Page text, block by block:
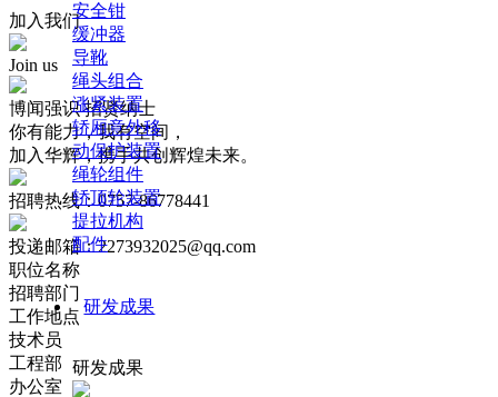
安全钳
缓冲器
导靴
绳头组合
涨紧装置
轿厢意外移
动保护装置
绳轮组件
轿顶轮装置
提拉机构
配件
研发成果
研发成果
加入我们
Join us
博闻强识 招贤纳士
你有能力，我有空间，
加入华辉，携手共创辉煌未来。
招聘热线：0757-86778441
投递邮箱：2273932025@qq.com
职位名称
招聘部门
工作地点
技术员
工程部
办公室